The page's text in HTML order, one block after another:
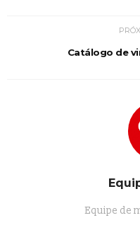
Catálogo de
Equipe de